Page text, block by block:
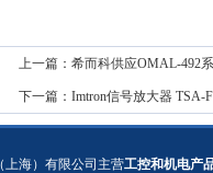
上一篇： 希而科供应OMAL-492
下一篇： Imtron信号放大器 TSA-
上海）有限公司主营工控和机电产